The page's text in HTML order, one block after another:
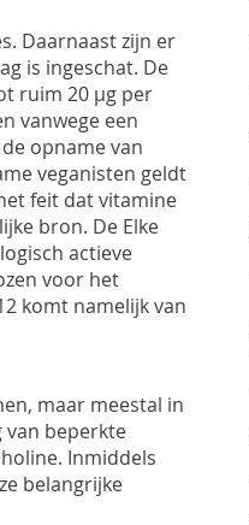
Daarnaast zijn er
is ingeschat. De
ruim 20 µg per
vanwege een
opname van
veganisten geldt
feit dat vitamine
bron. De Elke
actieve
voor het
komt namelijk van
maar meestal in
van beperkte
Inmiddels
belangrijke